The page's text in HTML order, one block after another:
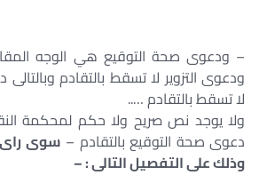
– ودعوى صحة التوقيع هي الوجه
ودعوى التزوير لا تسقط بالتقادم
لا تسقط بالتقادم …..
ولا يوجد نص صريح ولا حكم لمحكمة
دعوى صحة التوقيع بالتقادم – سوى
وذلك على التفصيل التالى : –